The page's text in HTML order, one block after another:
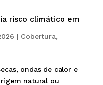
risco climático em
| Cobertura,
ondas de calor e
natural ou